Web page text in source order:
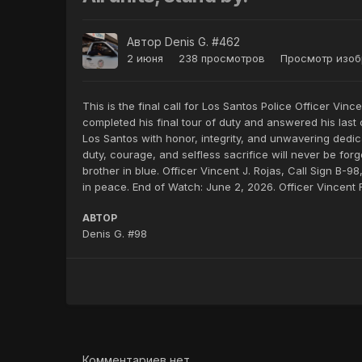
АвторDenis G. #462
2 июня 238 просмотров Просмотр
This is the final call for Los Santos Police Officer
completed his final tour of duty and answered his
Los Santos with honor, integrity, and unwavering
duty, courage, and selfless sacrifice will never be
brother in blue. Officer Vincent J. Rojas, Call Sign B-
in peace. End of Watch: June 2, 2026. Officer
АВТОР
Denis G. #98